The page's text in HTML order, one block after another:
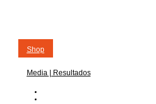
Shop
Media | Resultados